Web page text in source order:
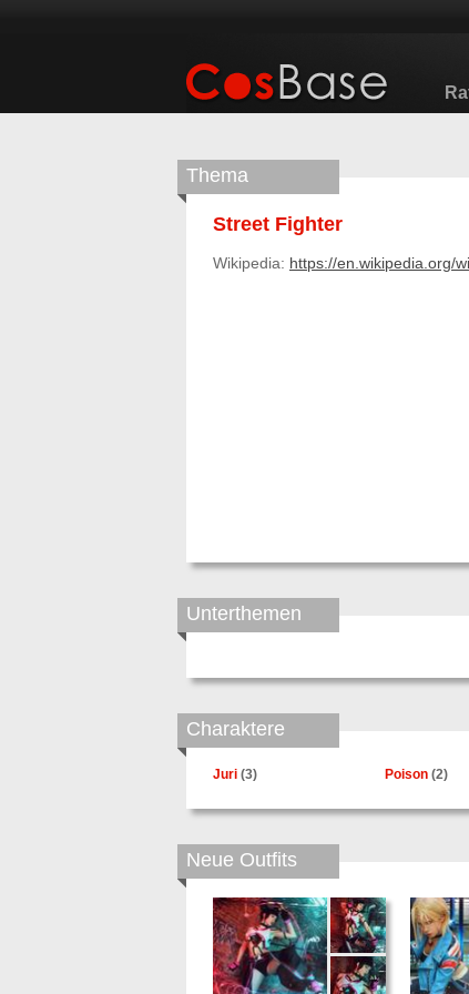
Thema
Street Fighter
Wikipedia: https://en.wikipedia.org/
Unterthemen
Charaktere
Juri (3) Poison (2)
Neue Outfits